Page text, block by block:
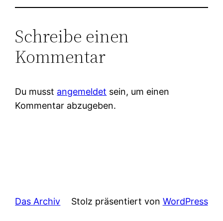
Schreibe einen
Kommentar
Du musst angemeldet sein, um einen
Kommentar abzugeben.
Das Archiv Stolz präsentiert von WordPress